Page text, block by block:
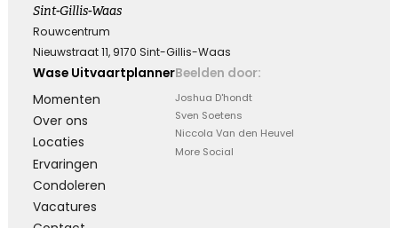
Sint-Gillis-Waas
Rouwcentrum
Nieuwstraat 11, 9170 Sint-Gillis-Waas
Wase Uitvaartplanner
Momenten
Over ons
Locaties
Ervaringen
Condoleren
Vacatures
Beelden door:
Joshua D'hondt
Sven Soetens
Niccola Van den Heuvel
More Social